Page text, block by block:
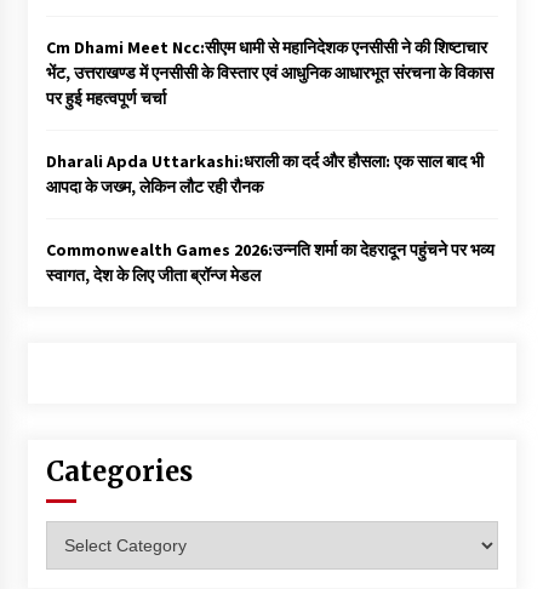
Cm Dhami Meet Ncc:सीएम धामी से महानिदेशक एनसीसी ने की शिष्टाचार
भेंट, उत्तराखण्ड में एनसीसी के विस्तार एवं आधुनिक आधारभूत संरचना के विकास
पर हुई महत्वपूर्ण चर्चा
Dharali Apda Uttarkashi:धराली का दर्द और हौसला: एक साल बाद भी
आपदा के जख्म, लेकिन लौट रही रौनक
Commonwealth Games 2026:उन्नति शर्मा का देहरादून पहुंचने पर भव्य
स्वागत, देश के लिए जीता ब्रॉन्ज मेडल
Categories